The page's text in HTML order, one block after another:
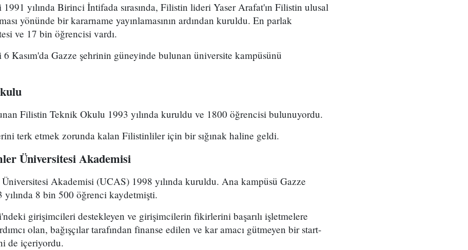
yılında Birinci İntifada sırasında, Filistin lideri Yaser Arafat'ın Filistin ulusal
yönünde bir kararname yayınlamasının ardından kuruldu. En parlak
ve 17 bin öğrencisi vardı.
Kasım'da Gazze şehrinin güneyinde bulunan üniversite kampüsünü
Filistin Teknik Okulu 1993 yılında kuruldu ve 1800 öğrencisi bulunuyordu.
terk etmek zorunda kalan Filistinliler için bir sığınak haline geldi.
Üniversitesi Akademisi
Akademisi (UCAS) 1998 yılında kuruldu. Ana kampüsü Gazze
8 bin 500 öğrenci kaydetmişti.
girişimcileri destekleyen ve girişimcilerin fikirlerini başarılı işletmelere
olan, bağışçılar tarafından finanse edilen ve kar amacı gütmeyen bir start-
de içeriyordu.